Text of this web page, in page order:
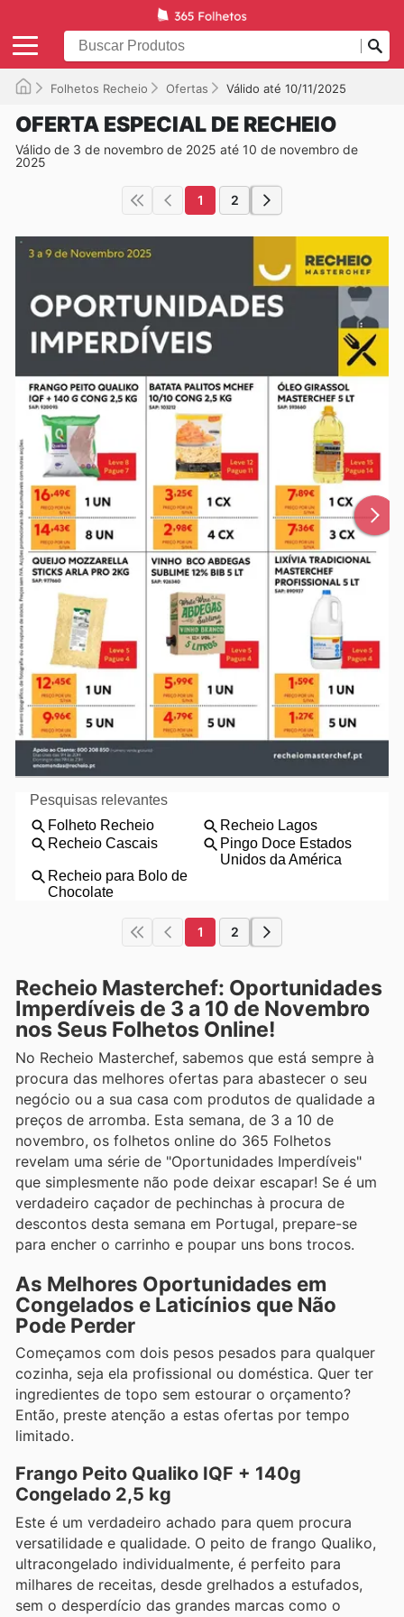
Folhetos Recheio Ofertas Válido até 10/11/2025
OFERTA ESPECIAL DE RECHEIO
Válido de 3 de novembro de 2025 até 10 de novembro de
2025
1 2
1 2
Recheio Masterchef: Oportunidades
Imperdíveis de 3 a 10 de Novembro
nos Seus Folhetos Online!
No Recheio Masterchef, sabemos que está sempre à
procura das melhores ofertas para abastecer o seu
negócio ou a sua casa com produtos de qualidade a
preços de arromba. Esta semana, de 3 a 10 de
novembro, os folhetos online do 365 Folhetos
revelam uma série de "Oportunidades Imperdíveis"
que simplesmente não pode deixar escapar! Se é um
verdadeiro caçador de pechinchas à procura de
descontos desta semana em Portugal, prepare-se
para encher o carrinho e poupar uns bons trocos.
As Melhores Oportunidades em
Congelados e Laticínios que Não
Pode Perder
Começamos com dois pesos pesados para qualquer
cozinha, seja ela profissional ou doméstica. Quer ter
ingredientes de topo sem estourar o orçamento?
Então, preste atenção a estas ofertas por tempo
limitado.
Frango Peito Qualiko IQF + 140g
Congelado 2,5 kg
Este é um verdadeiro achado para quem procura
versatilidade e qualidade. O peito de frango Qualiko,
ultracongelado individualmente, é perfeito para
milhares de receitas, desde grelhados a estufados,
sem o desperdício das grandes marcas como o